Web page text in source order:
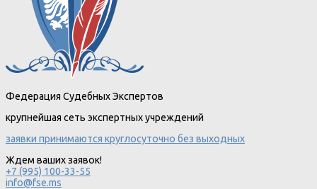
Федерация Судебных Экспертов
крупнейшая сеть экспертных учреждений
заявки принимаются круглосуточно без выходных
Ждем ваших заявок!
+7 (995) 100-33-55
info@fse.ms